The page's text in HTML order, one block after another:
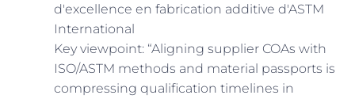
d'excellence en fabrication additive d'ASTM
International
Key viewpoint: “Aligning supplier COAs with
ISO/ASTM methods and material passports is
compressing qualification timelines in